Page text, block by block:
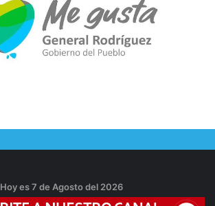
Hoy es 7 de Agosto del 2026